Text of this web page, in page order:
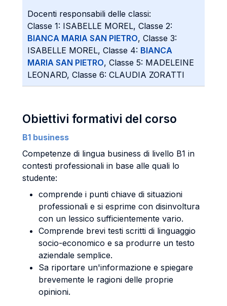
Docenti responsabili delle classi:
Classe 1: ISABELLE MOREL, Classe 2:
BIANCA MARIA SAN PIETRO, Classe 3:
ISABELLE MOREL, Classe 4: BIANCA
MARIA SAN PIETRO, Classe 5: MADELEINE
LEONARD, Classe 6: CLAUDIA ZORATTI
Obiettivi formativi del corso
B1 business
Competenze di lingua business di livello B1 in
contesti professionali in base alle quali lo
studente:
comprende i punti chiave di situazioni
professionali e si esprime con disinvoltura
con un lessico sufficientemente vario.
Comprende brevi testi scritti di linguaggio
socio-economico e sa produrre un testo
aziendale semplice.
Sa riportare un'informazione e spiegare
brevemente le ragioni delle proprie
opinioni.